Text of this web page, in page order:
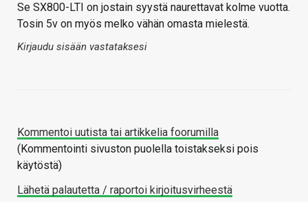
Se SX800-LTI on jostain syystä naurettavat kolme vuotta.
Tosin 5v on myös melko vähän omasta mielestä.
Kirjaudu sisään vastataksesi
Kommentoi uutista tai artikkelia foorumilla
(Kommentointi sivuston puolella toistakseksi pois
käytöstä)
Lähetä palautetta / raportoi kirjoitusvirheestä